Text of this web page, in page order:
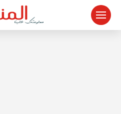
التجاوز
المحتوى